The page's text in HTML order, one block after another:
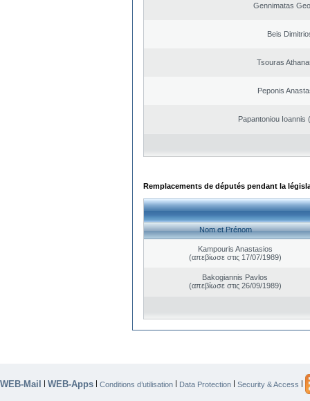
Gennimatas
Beis
Tsouras
Peponis
Papantoniou Ioannis
Remplacements de députés pendant la
Nom et Prénom
Kampouris Anastasios
(απεβίωσε στις 17/07/1989)
Bakogiannis Pavlos
(απεβίωσε στις 26/09/1989)
WEB-Mail | WEB-Apps | Conditions d’utilisation | Data Protection | Security & Access |